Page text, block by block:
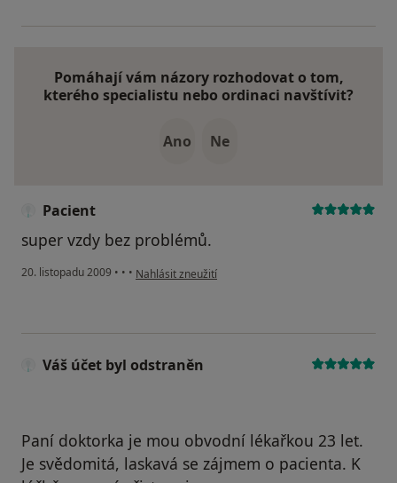
Pomáhají vám názory rozhodovat o tom,
kterého specialistu nebo ordinaci navštívit?
Ano Ne
Pacient
super vzdy bez problémů.
20. listopadu 2009 • • • podle názoru uživatele Pacient
Nahlásit zneužití
Váš účet byl odstraněn
Paní doktorka je mou obvodní lékařkou 23 let.
Je svědomitá, laskavá se zájmem o pacienta. K